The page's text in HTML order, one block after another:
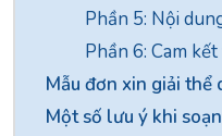
Phần 5: Nội
Phần 6: Cam
Mẫu đơn xin giải thể
Một số lưu ý khi